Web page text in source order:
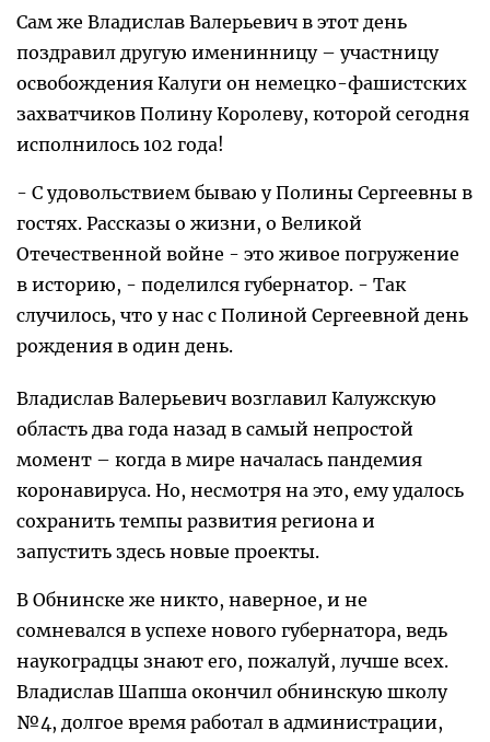
Сам же Владислав Валерьевич в этот день
поздравил другую именинницу – участницу
освобождения Калуги он немецко-фашистских
захватчиков Полину Королеву, которой сегодня
исполнилось 102 года!
- С удовольствием бываю у Полины Сергеевны в
гостях. Рассказы о жизни, о Великой
Отечественной войне - это живое погружение
в историю, - поделился губернатор. - Так
случилось, что у нас с Полиной Сергеевной день
рождения в один день.
Владислав Валерьевич возглавил Калужскую
область два года назад в самый непростой
момент – когда в мире началась пандемия
коронавируса. Но, несмотря на это, ему удалось
сохранить темпы развития региона и
запустить здесь новые проекты.
В Обнинске же никто, наверное, и не
сомневался в успехе нового губернатора, ведь
наукоградцы знают его, пожалуй, лучше всех.
Владислав Шапша окончил обнинскую школу
№4, долгое время работал в администрации,